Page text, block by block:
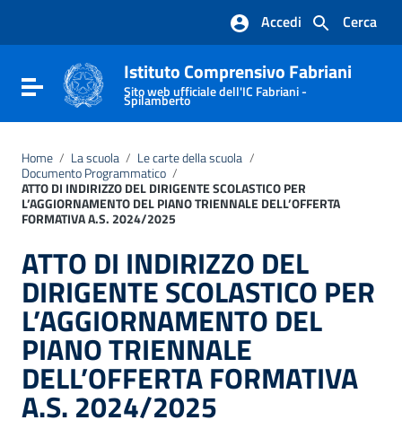
Vai al footer
Cerca
Accedi
Attiva / disattiva la navigazione
Istituto Comprensivo Fabriani
Sito web ufficiale dell'IC Fabriani -
Spilamberto
Home / La scuola / Le carte della scuola /
Documento Programmatico /
ATTO DI INDIRIZZO DEL DIRIGENTE SCOLASTICO PER
L’AGGIORNAMENTO DEL PIANO TRIENNALE DELL’OFFERTA
FORMATIVA A.S. 2024/2025
ATTO DI INDIRIZZO DEL
DIRIGENTE SCOLASTICO PER
L’AGGIORNAMENTO DEL
PIANO TRIENNALE
DELL’OFFERTA FORMATIVA
A.S. 2024/2025